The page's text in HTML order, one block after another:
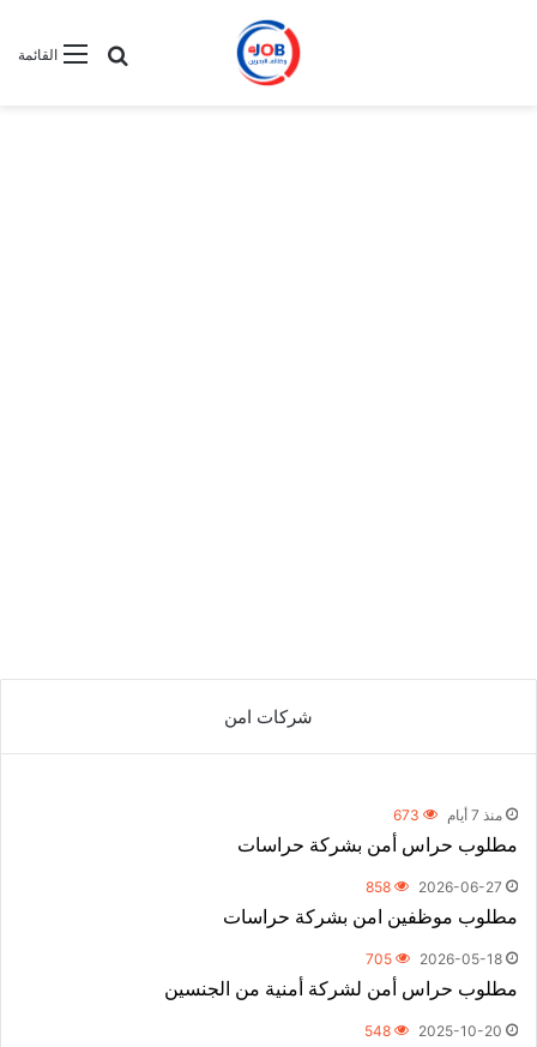
القائمةبحث عن
شركات امن
منذ 7 أيام 673
مطلوب حراس أمن بشركة حراسات
2026-06-27
858
مطلوب موظفين امن بشركة حراسات
2026-05-18
705
مطلوب حراس أمن لشركة أمنية من الجنسين
2025-10-20
548